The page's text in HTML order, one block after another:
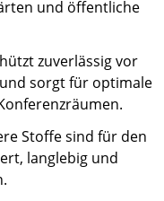
und öffentliche
zuverlässig vor
sorgt für optimale
Stoffe sind für den
langlebig und